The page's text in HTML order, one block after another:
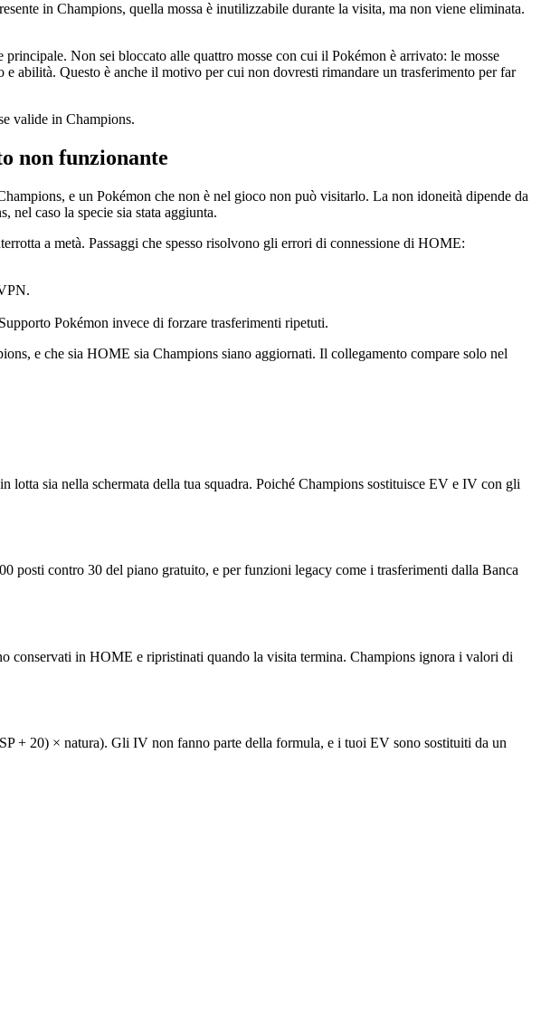
in Champions, quella mossa è inutilizzabile durante la visita, ma non viene eliminata.
Non sei bloccato alle quattro mosse con cui il Pokémon è arrivato: le mosse
abilità. Questo è anche il motivo per cui non dovresti rimandare un trasferimento per far
valide in Champions.
non funzionante
e un Pokémon che non è nel gioco non può visitarlo. La non idoneità dipende da
caso la specie sia stata aggiunta.
a metà. Passaggi che spesso risolvono gli errori di connessione di HOME:
Pokémon invece di forzare trasferimenti ripetuti.
e che sia HOME sia Champions siano aggiornati. Il collegamento compare solo nel
sia nella schermata della tua squadra. Poiché Champions sostituisce EV e IV con gli
posti contro 30 del piano gratuito, e per funzioni legacy come i trasferimenti dalla Banca
in HOME e ripristinati quando la visita termina. Champions ignora i valori di
+ 20) × natura). Gli IV non fanno parte della formula, e i tuoi EV sono sostituiti da un